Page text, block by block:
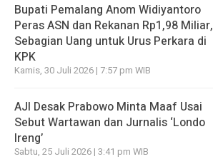
Bupati Pemalang Anom Widiyantoro
Peras ASN dan Rekanan Rp1,98 Miliar,
Sebagian Uang untuk Urus Perkara di
KPK
Kamis, 30 Juli 2026 | 7:57 pm WIB
AJI Desak Prabowo Minta Maaf Usai
Sebut Wartawan dan Jurnalis ‘Londo
Ireng’
Sabtu, 25 Juli 2026 | 3:41 pm WIB